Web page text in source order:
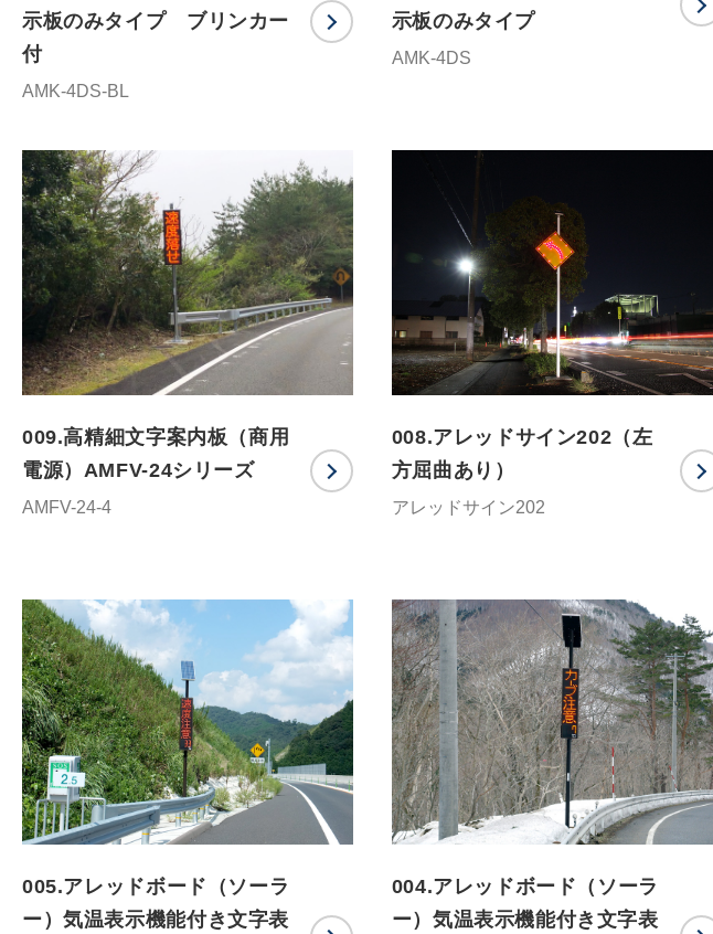
示板のみタイプ ブリンカー
付
AMK-4DS-BL
示板のみタイプ
AMK-4DS
009.高精細文字案内板（商用
電源）AMFV-24シリーズ
AMFV-24-4
008.アレッドサイン202（左
方屈曲あり）
アレッドサイン202
005.アレッドボード（ソーラ
ー）気温表示機能付き文字表
004.アレッドボード（ソーラ
ー）気温表示機能付き文字表